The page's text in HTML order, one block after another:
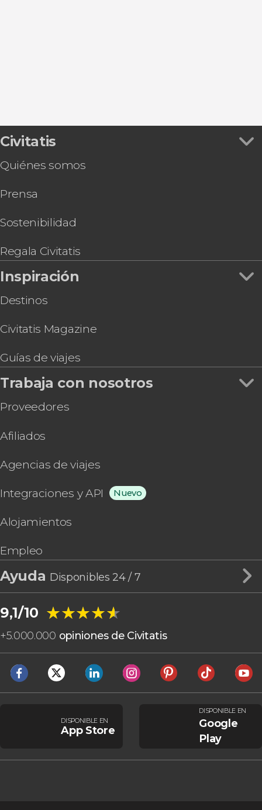
Civitatis
Quiénes somos
Prensa
Sostenibilidad
Regala Civitatis
Inspiración
Destinos
Civitatis Magazine
Guías de viajes
Trabaja con nosotros
Proveedores
Afiliados
Agencias de viajes
Integraciones y API Nuevo
Alojamientos
Empleo
Ayuda Disponibles 24 / 7
9,1/10 ★★★★★
★★★★★
+5.000.000 opiniones de Civitatis
DISPONIBLE EN
App Store
DISPONIBLE EN
Google
Play